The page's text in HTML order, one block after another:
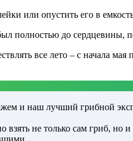
или опустить его в
полностью до сердцевины,
все лето – с начала
и наш лучший грибной
взять не только сам гриб,